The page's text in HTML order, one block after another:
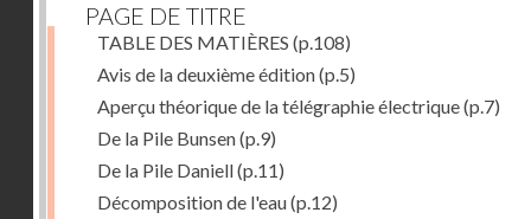
PAGE DE TITRE
TABLE DES MATIÈRES (p.108)
Avis de la deuxième édition(p.5)
Aperçu théorique de la télégraphie électrique(p.7)
De la Pile Bunsen(p.9)
De la Pile Daniell(p.11)
Décomposition de l'eau(p.12)